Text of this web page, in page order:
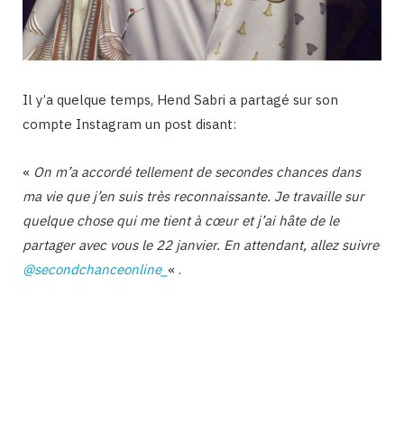
Il y’a quelque temps, Hend Sabri a partagé sur son
compte Instagram un post disant:
« On m’a accordé tellement de secondes chances dans
ma vie que j’en suis très reconnaissante. Je travaille sur
quelque chose qui me tient à cœur et j’ai hâte de le
partager avec vous le 22 janvier. En attendant, allez suivre
@secondchanceonline_ « .